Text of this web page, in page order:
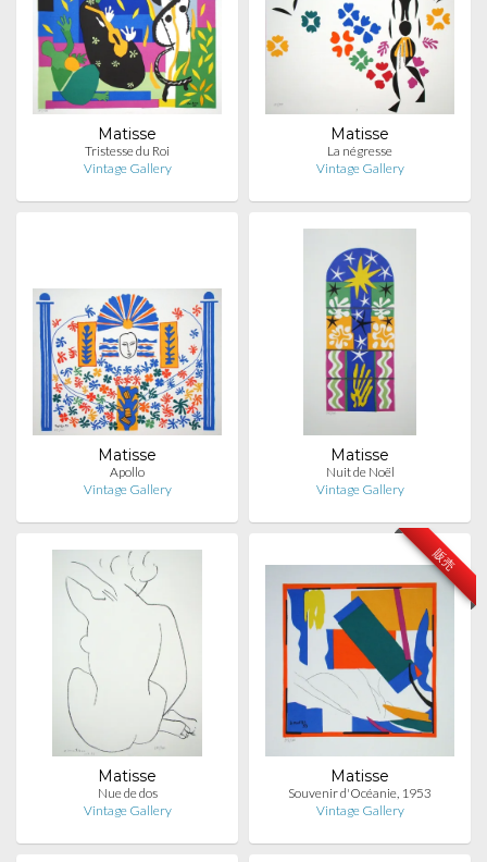
Matisse
Tristesse du Roi
Vintage Gallery
Matisse
La négresse
Vintage Gallery
Matisse
Apollo
Vintage Gallery
Matisse
Nuit de Noël
Vintage Gallery
Matisse
Nue de dos
Vintage Gallery
販売
Matisse
Souvenir d'Océanie, 1953
Vintage Gallery